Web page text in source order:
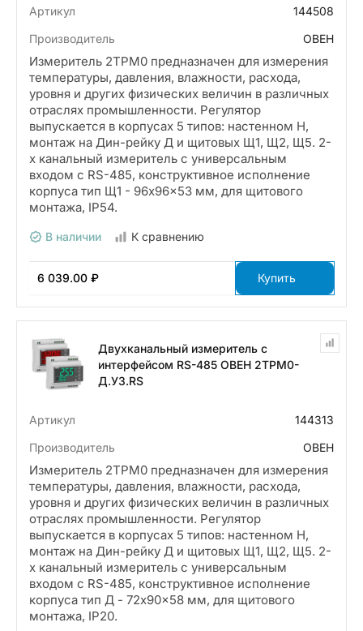
Артикул
144508
Производитель
ОВЕН
Измеритель 2ТРМ0 предназначен для измерения
температуры, давления, влажности, расхода,
уровня и других физических величин в различных
отраслях промышленности. Регулятор
выпускается в корпусах 5 типов: настенном Н,
монтаж на Дин-рейку Д и щитовых Щ1, Щ2, Щ5. 2-
х канальный измеритель с универсальным
входом с RS-485, конструктивное исполнение
корпуса тип Щ1 - 96x96x53 мм, для щитового
монтажа, IP54.
В наличии К сравнению
6 039.00 ₽ Купить
Двухканальный измеритель с
интерфейсом RS-485 ОВЕН 2ТРМ0-
Д.У3.RS
Артикул
144313
Производитель
ОВЕН
Измеритель 2ТРМ0 предназначен для измерения
температуры, давления, влажности, расхода,
уровня и других физических величин в различных
отраслях промышленности. Регулятор
выпускается в корпусах 5 типов: настенном Н,
монтаж на Дин-рейку Д и щитовых Щ1, Щ2, Щ5. 2-
х канальный измеритель с универсальным
входом с RS-485, конструктивное исполнение
корпуса тип Д - 72x90x58 мм, для щитового
монтажа, IP20.